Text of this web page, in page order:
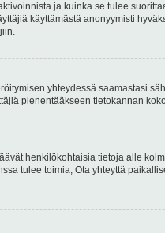
ja kuinka se tulee
käyttämästä anonyymisti
yhteydessä saamastasi
pienentääkseen tietokannan
henkilökohtaisia tietoja alle
tulee toimia, Ota yhteyttä